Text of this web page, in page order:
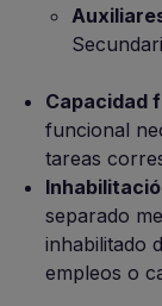
Capacidad
funcional
tareas
separado
inhabilitado
empleos o